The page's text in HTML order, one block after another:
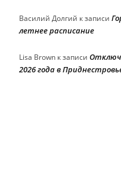
Василий Долгий к записи
летнее расписание
Lisa Brown к записи
2026 года в